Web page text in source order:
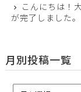
こんにちは！
が完了しました。
月別投稿一覧